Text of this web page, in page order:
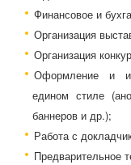
Финансовое и
Организация
Организация
Оформление и
едином стиле
баннеров и др.);
Работа с
Предварительное